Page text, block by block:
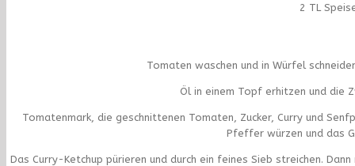
2 TL
Tomaten waschen und in Würfel
Öl in einem Topf erhitzen und die
Tomatenmark, die geschnittenen Tomaten, Zucker, Curry und
Pfeffer würzen und das
Das Curry-Ketchup pürieren und durch ein feines Sieb streichen.